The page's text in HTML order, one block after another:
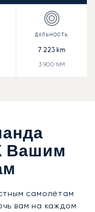
7 223 km
3 900 NM
Вашим
самолётам
вам на каждом